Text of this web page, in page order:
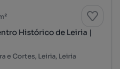
Histórico de Leiria |
e Cortes, Leiria, Leiria